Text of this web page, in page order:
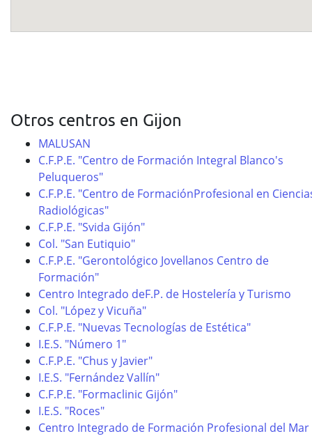
Otros centros en Gijon
MALUSAN
C.F.P.E. "Centro de Formación Integral Blanco's
Peluqueros"
C.F.P.E. "Centro de FormaciónProfesional en
Radiológicas"
C.F.P.E. "Svida Gijón"
Col. "San Eutiquio"
C.F.P.E. "Gerontológico Jovellanos Centro de
Formación"
Centro Integrado deF.P. de Hostelería y Turismo
Col. "López y Vicuña"
C.F.P.E. "Nuevas Tecnologías de Estética"
I.E.S. "Número 1"
C.F.P.E. "Chus y Javier"
I.E.S. "Fernández Vallín"
C.F.P.E. "Formaclinic Gijón"
I.E.S. "Roces"
Centro Integrado de Formación Profesional del Mar